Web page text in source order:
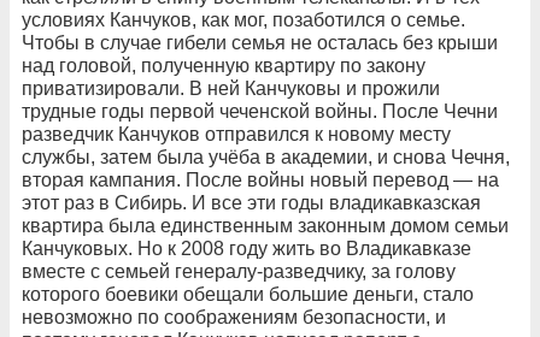
условиях Канчуков, как мог, позаботился о семье.
Чтобы в случае гибели семья не осталась без крыши
над головой, полученную квартиру по закону
приватизировали. В ней Канчуковы и прожили
трудные годы первой чеченской войны. После Чечни
разведчик Канчуков отправился к новому месту
службы, затем была учёба в академии, и снова Чечня,
вторая кампания. После войны новый перевод — на
этот раз в Сибирь. И все эти годы владикавказская
квартира была единственным законным домом семьи
Канчуковых. Но к 2008 году жить во Владикавказе
вместе с семьей генералу-разведчику, за голову
которого боевики обещали большие деньги, стало
невозможно по соображениям безопасности, и